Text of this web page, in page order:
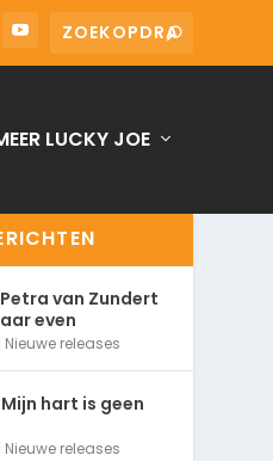
LUCKY JOE
van Zundert
even
Nieuwe releases
hart is geen
Nieuwe releases